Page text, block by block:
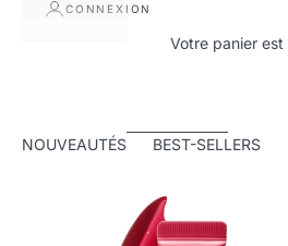
CONNEXION
Votre panier est
NOUVEAUTÉS BEST-SELLERS